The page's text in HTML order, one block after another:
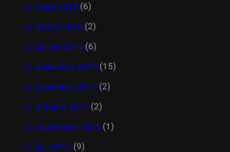
mars 2016 (6)
février 2016 (2)
janvier 2016 (6)
décembre 2015 (15)
novembre 2015 (2)
octobre 2015 (2)
septembre 2015 (1)
juin 2015 (9)